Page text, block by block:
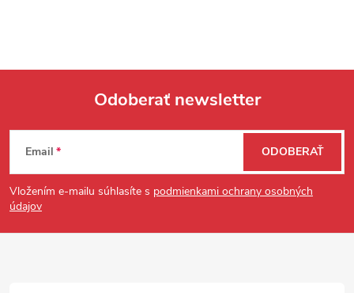
Zápätie
Odoberať newsletter
Email
Vložením e-mailu súhlasíte s podmienkami ochrany osobných
údajov
ODOBERAŤ